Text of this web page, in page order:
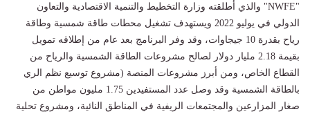
"NWFE" والذي أطلقته وزارة التخطيط والتنمية الاقتصادية والتعاون
الدولي في يوليو 2022 ويستهدف تشغيل محطات طاقة شمسية وطاقة
رياح بقدرة 10 جيجاوات، وقد وفر البرنامج بعد عام من إطلاقه تمويل
بقيمة 2.18 مليار دولار لصالح مشروعات الطاقة الشمسية والرياح من
القطاع الخاص، ومن أبرز مشروعات المنصة (مشروع توسيع نظم الري
بالطاقة الشمسية وقد وصل عدد المستفيدين 1.75 مليون مواطن من
صغار المزارعين والمجتمعات الريفية في المناطق النائية، ومشروع تحلية